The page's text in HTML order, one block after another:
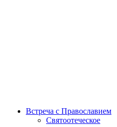
Встреча с Православием
Святоотеческое